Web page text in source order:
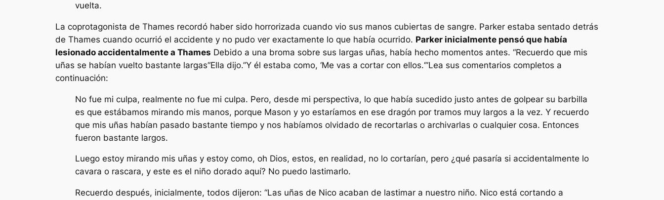
vuelta.
La coprotagonista de Thames recordó haber sido horrorizada cuando vio sus manos cubiertas de sangre. Parker estaba sentado detrás
de Thames cuando ocurrió el accidente y no pudo ver exactamente lo que había ocurrido. Parker inicialmente pensó que había
lesionado accidentalmente a Thames Debido a una broma sobre sus largas uñas, había hecho momentos antes. “Recuerdo que mis
uñas se habían vuelto bastante largas“Ella dijo.”Y él estaba como, ‘Me vas a cortar con ellos.‘”Lea sus comentarios completos a
continuación:
No fue mi culpa, realmente no fue mi culpa. Pero, desde mi perspectiva, lo que había sucedido justo antes de golpear su barbilla
es que estábamos mirando mis manos, porque Mason y yo estaríamos en ese dragón por tramos muy largos a la vez. Y recuerdo
que mis uñas habían pasado bastante tiempo y nos habíamos olvidado de recortarlas o archivarlas o cualquier cosa. Entonces
fueron bastante largos.
Luego estoy mirando mis uñas y estoy como, oh Dios, estos, en realidad, no lo cortarían, pero ¿qué pasaría si accidentalmente lo
cavara o rascara, y este es el niño dorado aquí? No puedo lastimarlo.
Recuerdo después, inicialmente, todos dijeron: “Las uñas de Nico acaban de lastimar a nuestro niño. Nico está cortando a